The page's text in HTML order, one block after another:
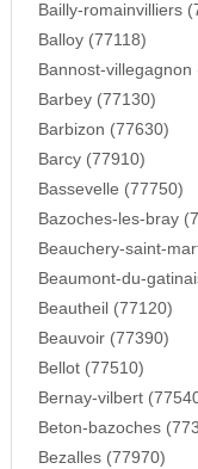
Bailly-romainvilliers
Balloy (77118)
Bannost-villegagnon
Barbey (77130)
Barbizon (77630)
Barcy (77910)
Bassevelle (77750)
Bazoches-les-bray
Beauchery-saint-
Beaumont-du-
Beautheil (77120)
Beauvoir (77390)
Bellot (77510)
Bernay-vilbert
Beton-bazoches
Bezalles (77970)